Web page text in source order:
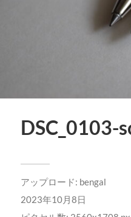
DSC_0103-
アップロード: bengal
2023年10月8日